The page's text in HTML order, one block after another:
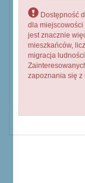
Dostępność
dla miejscowości
jest znacznie
mieszkańców,
migracja
zapoznania się z